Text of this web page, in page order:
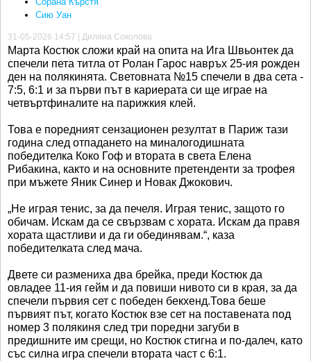
Сию Уан
31-05-2026 14:57 | Диляна Соколова
Марта Костюк сложи край на опита на Ига Швьонтек да
спечели пета титла от Ролан Гарос навръх 25-ия рожден
ден на полякинята. Световната №15 спечели в два сета -
7:5, 6:1 и за първи път в кариерата си ще играе на
четвъртфиналите на парижкия клей.
Това е поредният сензационен резултат в Париж тази
година след отпадането на миналогодишната
победителка Коко Гоф и втората в света Елена
Рибакина, както и на основните претенденти за трофея
при мъжете Яник Синер и Новак Джокович.
„Не играя тенис, за да печеля. Играя тенис, защото го
обичам. Искам да се свързвам с хората. Искам да правя
хората щастливи и да ги обединявам.“, каза
победителката след мача.
Двете си размениха два брейка, преди Костюк да
овладее 11-ия гейм и да повиши нивото си в края, за да
спечели първия сет с победен бекхенд.Това беше
първият път, когато Костюк взе сет на поставената под
номер 3 полякиня след три поредни загуби в
предишните им срещи, но Костюк стигна и по-далеч, като
със силна игра спечели втората част с 6:1.